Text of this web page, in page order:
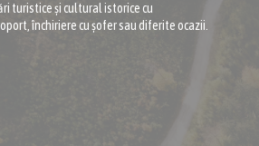
turistice și cultural istorice cu
închiriere cu șofer sau diferite ocazii.